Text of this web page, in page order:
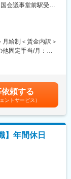
ます。
行し、案件が重な
6割／他4割)、各地
能です（日帰り・
入し、自身で業務
トの開催時間に合
イベントが多いた
す。
むようチームを率
作できるようスタ
魅力を高めるため
フロー管理
集を見据えた素材
し、収録から編
会議事堂前駅受動
める事業所（リモ
給制＜賃金内訳＞
固定手当/月：
じて決定※上記年
ードによって異な
して毎年1月）■イ
金はあくまでも目
があります。月給
依頼する
ントサービス）
】年間休日